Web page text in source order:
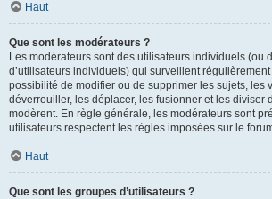
Haut
Que sont les modérateurs ?
Les modérateurs sont des utilisateurs individuels (ou
d’utilisateurs individuels) qui surveillent
possibilité de modifier ou de supprimer les sujets, les
déverrouiller, les déplacer, les fusionner et les diviser
modèrent. En règle générale, les modérateurs sont
utilisateurs respectent les règles imposées sur le
Haut
Que sont les groupes d’utilisateurs ?